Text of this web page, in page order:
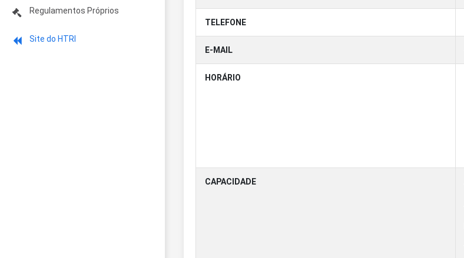
Eletrônico
Regulamentos Próprios
Site do HTRI
TELEFONE
E-MAIL
HORÁRIO
CAPACIDADE